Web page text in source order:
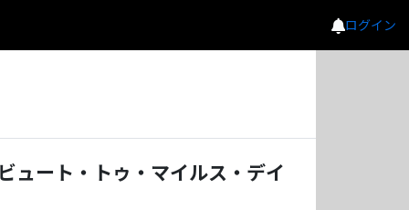
ログイン
ュート・トゥ・マイルス・デイ